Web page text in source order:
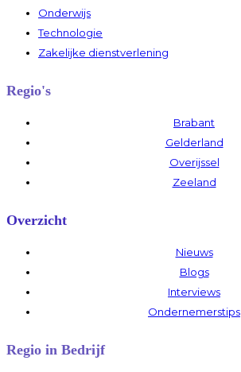
Onderwijs
Technologie
Zakelijke dienstverlening
Regio's
Brabant
Gelderland
Overijssel
Zeeland
Overzicht
Nieuws
Blogs
Interviews
Ondernemerstips
Regio in Bedrijf